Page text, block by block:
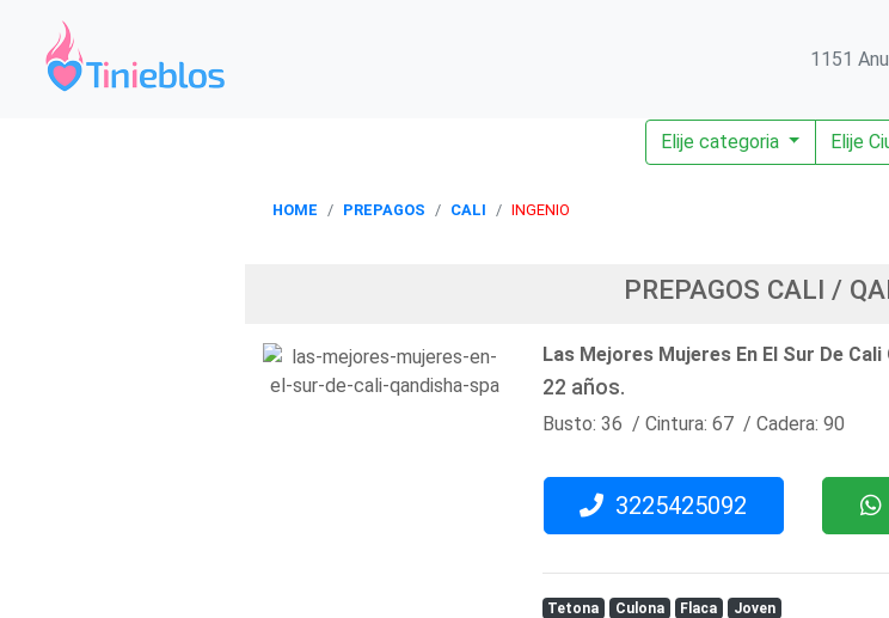
1151
Elije categoria Elije
HOME PREPAGOS CALI INGENIO
PREPAGOS CALI /
Las Mejores Mujeres En El Sur De Cali
22 años.
Busto: 36 / Cintura: 67 / Cadera: 90
3225425092
Tetona Culona Flaca Joven